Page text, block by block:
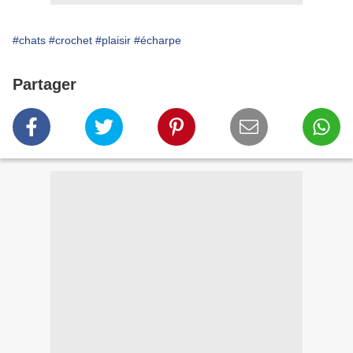
#chats #crochet #plaisir #écharpe
Partager